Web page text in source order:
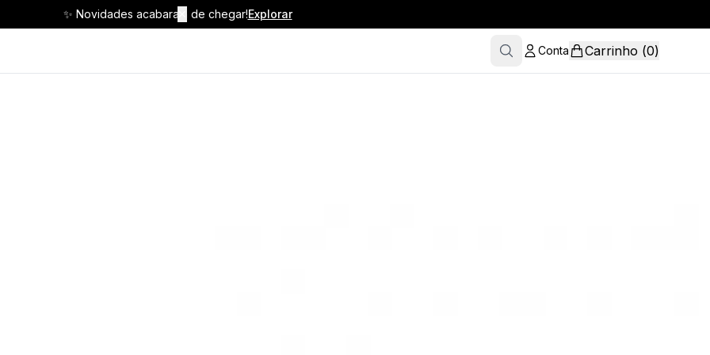
✨ Novidades acabaram de chegar!Explorar
Conta Carrinho (0)